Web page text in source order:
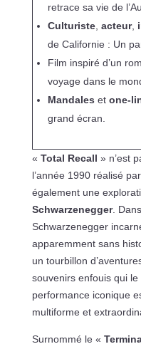
retrace sa vie de
Culturiste, acteur,
de Californie : Un
Film inspiré d’un
voyage dans le
Mandales et one-
grand écran.
« Total Recall » n’est
l’année 1990 réalisé
également une
Schwarzenegger.
Schwarzenegger
apparemment sans
un tourbillon
souvenirs enfouis qui
performance iconique
multiforme et
Surnommé le «